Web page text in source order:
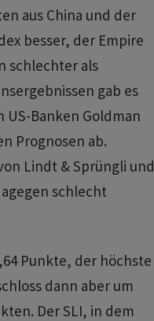
aus China und der
besser, der Empire
schlechter als
gab es
Banken Goldman
Prognosen ab.
Lindt & Sprüngli und
schlecht
Punkte, der höchste
dann aber um
Der SLI, in dem